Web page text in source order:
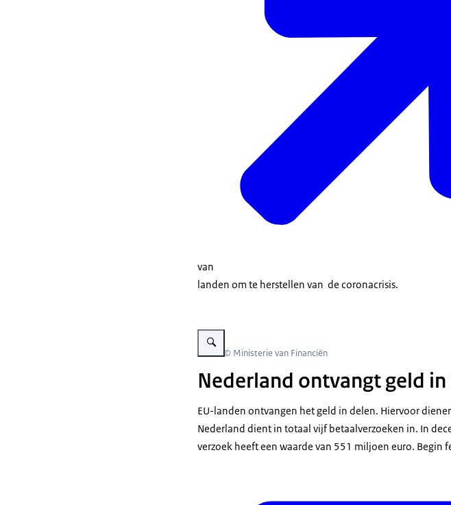
van
landen om te herstellen van de coronacrisis.
Vergroot afbeelding Logo Gefinancierd door de Europese Unie
Beeld: © Ministerie van Financiën
Nederland ontvangt geld in
EU-landen ontvangen het geld in delen. Hiervoor
Nederland dient in totaal vijf betaalverzoeken in. In
verzoek heeft een waarde van 551 miljoen euro. Begin